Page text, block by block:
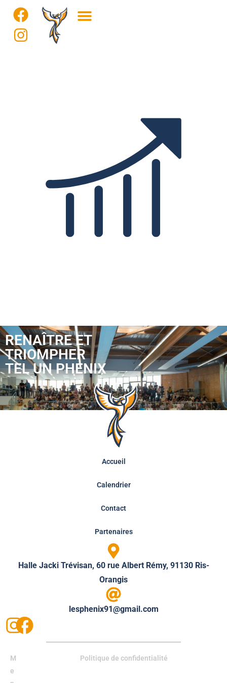
RENAÎTRE ET
TRIOMPHER
TEL UN PHENIX
Accueil
Calendrier
Contact
Partenaires
Halle Jacki Trévisan, 60 rue Albert Rémy, 91130 Ris-
Orangis
lesphenix91@gmail.com
M
e
Politique de confidentialité